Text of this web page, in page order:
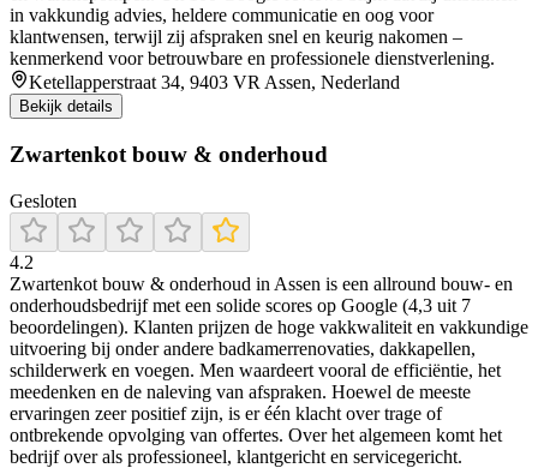
in vakkundig advies, heldere communicatie en oog voor
klantwensen, terwijl zij afspraken snel en keurig nakomen –
kenmerkend voor betrouwbare en professionele dienstverlening.
Ketellapperstraat 34, 9403 VR Assen, Nederland
Bekijk details
Zwartenkot bouw & onderhoud
Gesloten
4.2
Zwartenkot bouw & onderhoud in Assen is een allround bouw- en
onderhoudsbedrijf met een solide scores op Google (4,3 uit 7
beoordelingen). Klanten prijzen de hoge vakkwaliteit en vakkundige
uitvoering bij onder andere badkamerrenovaties, dakkapellen,
schilderwerk en voegen. Men waardeert vooral de efficiëntie, het
meedenken en de naleving van afspraken. Hoewel de meeste
ervaringen zeer positief zijn, is er één klacht over trage of
ontbrekende opvolging van offertes. Over het algemeen komt het
bedrijf over als professioneel, klantgericht en servicegericht.